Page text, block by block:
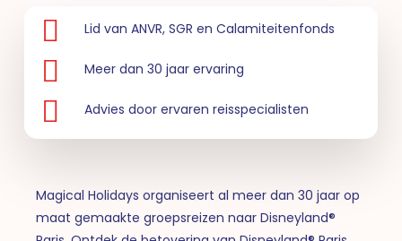
Lid van ANVR, SGR en Calamiteitenfonds
Meer dan 30 jaar ervaring
Advies door ervaren reisspecialisten
Magical Holidays organiseert al meer dan 30 jaar op
maat gemaakte groepsreizen naar Disneyland®